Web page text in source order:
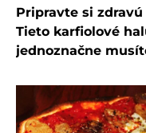
Pripravte si
Tieto karfiolové
jednoznačne